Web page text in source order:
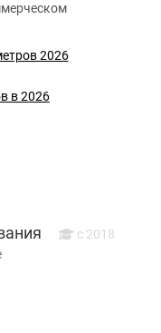
2026
в 2026
c 2018